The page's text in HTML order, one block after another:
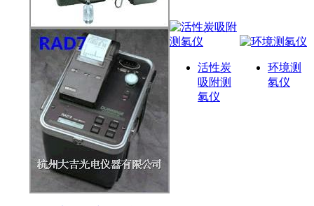
活性炭
吸附测
氡仪
环境测
氡仪